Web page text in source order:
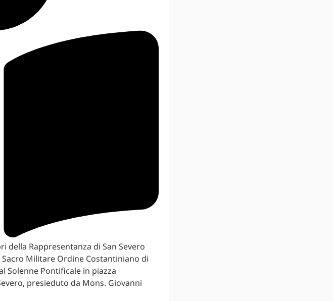
della Rappresentanza di San Severo
Militare Ordine Costantiniano di
Solenne Pontificale in piazza
presieduto da Mons. Giovanni